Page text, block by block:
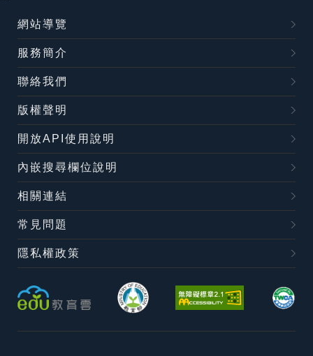
網站導覽
服務簡介
聯絡我們
版權聲明
開放API使用說明
內嵌搜尋欄位說明
相關連結
常見問題
隱私權政策